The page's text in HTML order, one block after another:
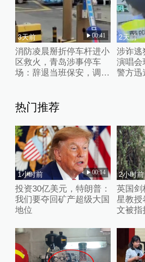
3天前 00:41
消防凌晨掰折停车杆进小
区救火，青岛涉事停车
场：辞退当班保安，调整
2天前
涉诈逃
演唱会
警方迅
热门推荐
1小时前 00:14
投资30亿美元，特朗普：
我们要夺回矿产超级大国
地位
2小时前
英国剑
星教授
文被指